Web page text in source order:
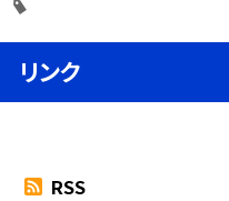
リンク
RSS